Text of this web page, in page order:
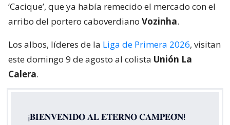
‘Cacique’, que ya había remecido el mercado con el
arribo del portero caboverdiano Vozinha.
Los albos, líderes de la Liga de Primera 2026, visitan
este domingo 9 de agosto al colista Unión La
Calera.
¡𝐁𝐈𝐄𝐍𝐕𝐄𝐍𝐈𝐃𝐎 𝐀𝐋 𝐄𝐓𝐄𝐑𝐍𝐎 𝐂𝐀𝐌𝐏𝐄𝐎́𝐍!